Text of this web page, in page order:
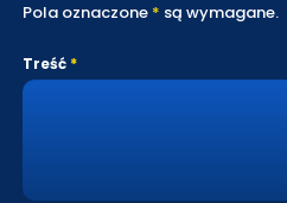
Pola oznaczone * są wymagane.
Treść